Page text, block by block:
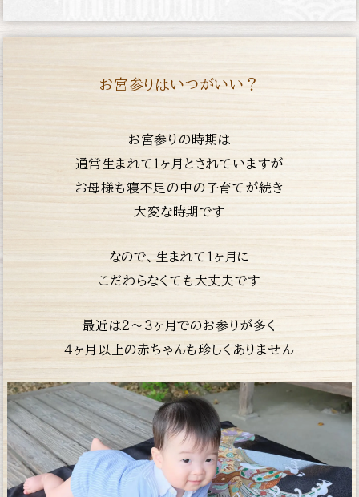
お宮参りはいつがいい？
お宮参りの時期は
通常生まれて１ヶ月とされていますが
お母様も寝不足の中の子育てが続き
大変な時期です
なので、生まれて１ヶ月に
こだわらなくても大丈夫です
最近は２〜３ヶ月でのお参りが多く
４ヶ月以上の赤ちゃんも珍しくありません